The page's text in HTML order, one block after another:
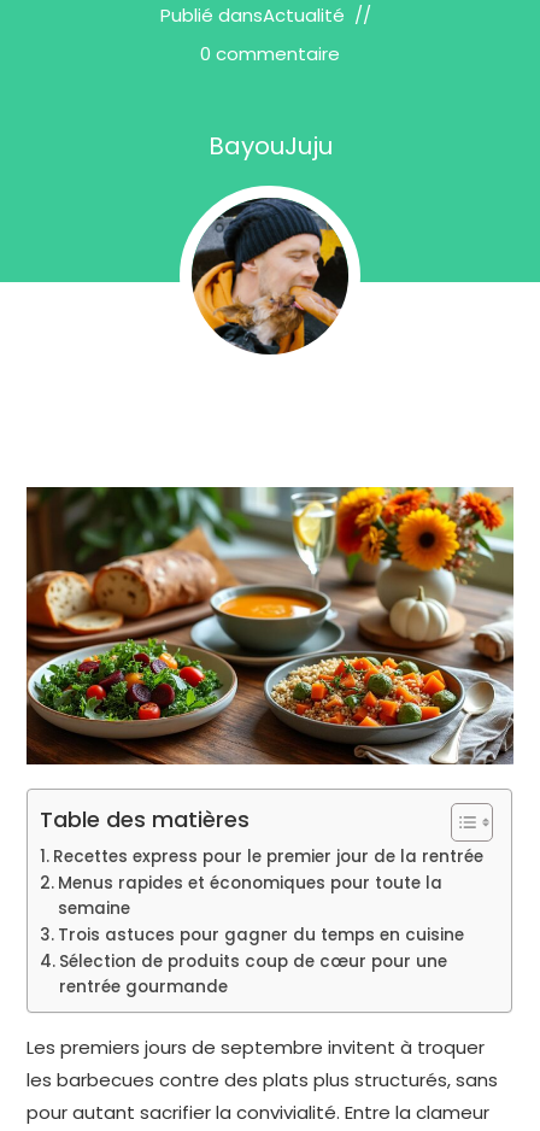
Publié dansActualité
0 commentaire
BayouJuju
Table des matières
Recettes express pour le premier jour de la rentrée
Menus rapides et économiques pour toute la
semaine
Trois astuces pour gagner du temps en cuisine
Sélection de produits coup de cœur pour une
rentrée gourmande
Les premiers jours de septembre invitent à troquer
les barbecues contre des plats plus structurés, sans
pour autant sacrifier la convivialité. Entre la clameur